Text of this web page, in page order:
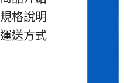
規格說明
運送方式